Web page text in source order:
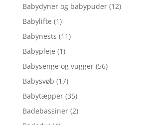
Babydyner og babypuder (12)
Babylifte (1)
Babynests (11)
Babypleje (1)
Babysenge og vugger (56)
Babysvøb (17)
Babytæpper (35)
Badebassiner (2)